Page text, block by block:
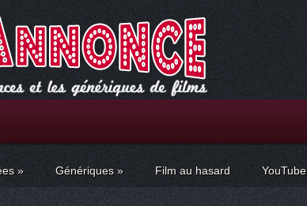
» Génériques » Film au hasard YouTube